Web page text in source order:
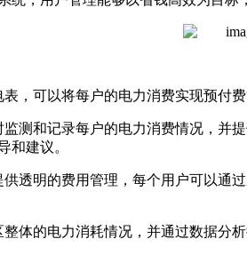
，可以将每户的电力消费实现预付
测和记录每户的电力消费情况，并
和建议。
透明的费用管理，每个用户可以通
体的电力消耗情况，并通过数据分